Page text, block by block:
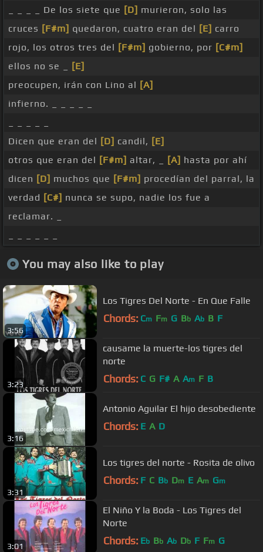
_ _ _ _ De los siete que [D] murieron, solo las
cruces [F#m] quedaron, cuatro eran del [E] carro
rojo, los otros tres del [F#m] gobierno, por [C#m]
ellos no se _
[E]
preocupen, irán con Lino al [A]
infierno. _ _ _ _ _
Dicen que eran del [D] candil, [E]
otros que eran del [F#m] altar, _ [A] hasta por ahí
dicen [D] muchos que [F#m] procedían del parral, la
verdad [C#] nunca se supo, nadie los fue a
reclamar. _
You may also like to play
3:56
Los Tigres Del Norte - En Que Falle
Chords: Cm Fm G Bb Ab B F
3:23
causame la muerte-los tigres del
norte
Chords: C G F# A Am F B
3:16
Antonio Aguilar El hijo desobediente
Chords: E A D
3:31
Los tigres del norte - Rosita de olivo
Chords: F C Bb Dm E Am Gm
3:01
El Niño Y la Boda - Los Tigres del
Norte
Chords: Eb Bb Ab Db F Fm G